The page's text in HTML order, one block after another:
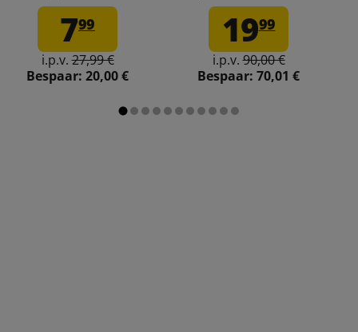
Adelaide-Black
799
i.p.v.27,99 €
Bespaar: 20,00 €
Wedge Platform
damessneaker
A11909C1999
i.p.v.90,00 €
Bespaar: 70,01 €